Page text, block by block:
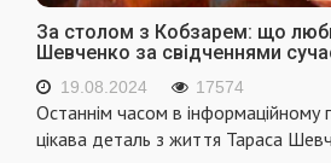
За столом з Кобзарем: що
Шевченко за свідченнями
19.08.2024 17574
Останнім часом в інформаційному
цікава деталь з життя Тараса